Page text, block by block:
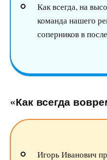
Как всегда, на
команда нашего
соперников в
«Как всегда
Игорь Иванович